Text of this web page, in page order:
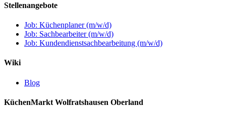
Stellenangebote
Job: Küchenplaner (m/w/d)
Job: Sachbearbeiter (m/w/d)
Job: Kundendienstsachbearbeitung (m/w/d)
Wiki
Blog
KüchenMarkt Wolfratshausen Oberland